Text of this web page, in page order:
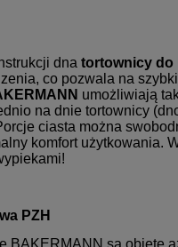
dna tortownicy do
co pozwala na
umożliwiają
na dnie tortownicy
ciasta można
komfort użytkowania.
PZH
BAKERMANN są objęte